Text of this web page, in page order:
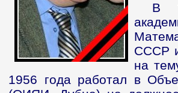
В
СССР
на
1956 года работал в